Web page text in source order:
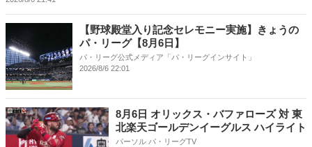
【野球殿堂入り記念セレモニー実施】きょうの
パ・リーグ【8月6日】
パ・リーグ公式メディア「パ・リーグインサイト」
2026/8/6 22:01
8月6日 オリックス・バファローズ 対 東
北楽天ゴールデンイーグルス ハイライト
パーソル パ・リーグTV